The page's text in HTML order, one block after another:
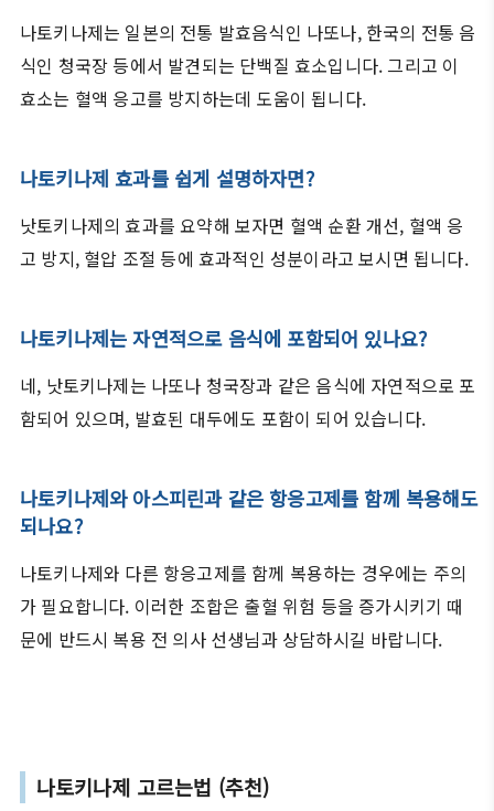
나토키나제는 일본의 전통 발효음식인 나또나, 한국의 전통 음
식인 청국장 등에서 발견되는 단백질 효소입니다. 그리고 이
효소는 혈액 응고를 방지하는데 도움이 됩니다.
나토키나제 효과를 쉽게 설명하자면?
낫토키나제의 효과를 요약해 보자면 혈액 순환 개선, 혈액 응
고 방지, 혈압 조절 등에 효과적인 성분이라고 보시면 됩니다.
나토키나제는 자연적으로 음식에 포함되어 있나요?
네, 낫토키나제는 나또나 청국장과 같은 음식에 자연적으로 포
함되어 있으며, 발효된 대두에도 포함이 되어 있습니다.
나토키나제와 아스피린과 같은 항응고제를 함께 복용해도
되나요?
나토키나제와 다른 항응고제를 함께 복용하는 경우에는 주의
가 필요합니다. 이러한 조합은 출혈 위험 등을 증가시키기 때
문에 반드시 복용 전 의사 선생님과 상담하시길 바랍니다.
나토키나제 고르는법 (추천)